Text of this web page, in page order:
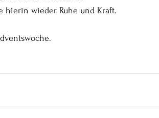
hierin wieder Ruhe und Kraft.